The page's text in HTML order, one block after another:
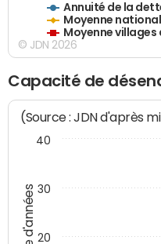
Annuité de la
Moyenne
Moyenne
© JDN 2026
Capacité de
(Source : JDN d'après
20
30
40